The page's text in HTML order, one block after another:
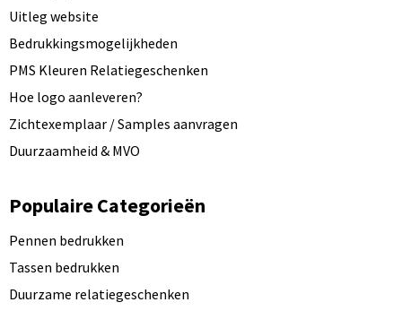
Uitleg website
Bedrukkingsmogelijkheden
PMS Kleuren Relatiegeschenken
Hoe logo aanleveren?
Zichtexemplaar / Samples aanvragen
Duurzaamheid & MVO
Populaire Categorieën
Pennen bedrukken
Tassen bedrukken
Duurzame relatiegeschenken